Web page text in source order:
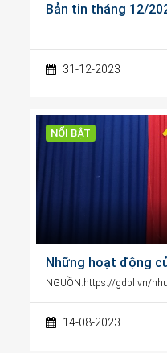
Bản tin tháng 12/
31-12-2023
NỔI BẬT
Những hoạt động
NGUỒN:https://gdpl.vn/
14-08-2023